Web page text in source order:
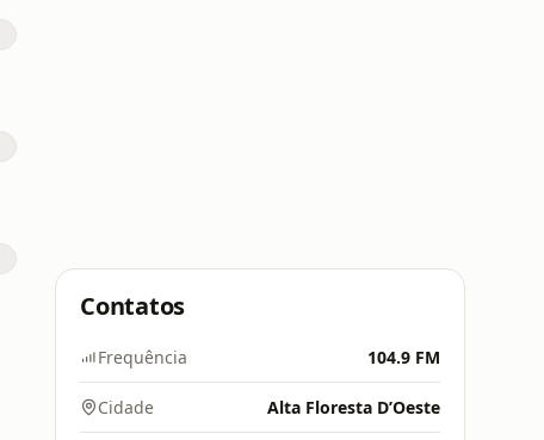
Contatos
Frequência 104.9 FM
Cidade Alta Floresta D’Oeste